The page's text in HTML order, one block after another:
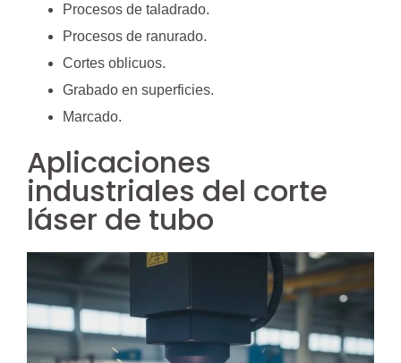
Procesos de taladrado.
Procesos de ranurado.
Cortes oblicuos.
Grabado en superficies.
Marcado.
Aplicaciones
industriales del corte
láser de tubo